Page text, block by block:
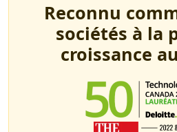
Reconnu
sociétés à la
croissance